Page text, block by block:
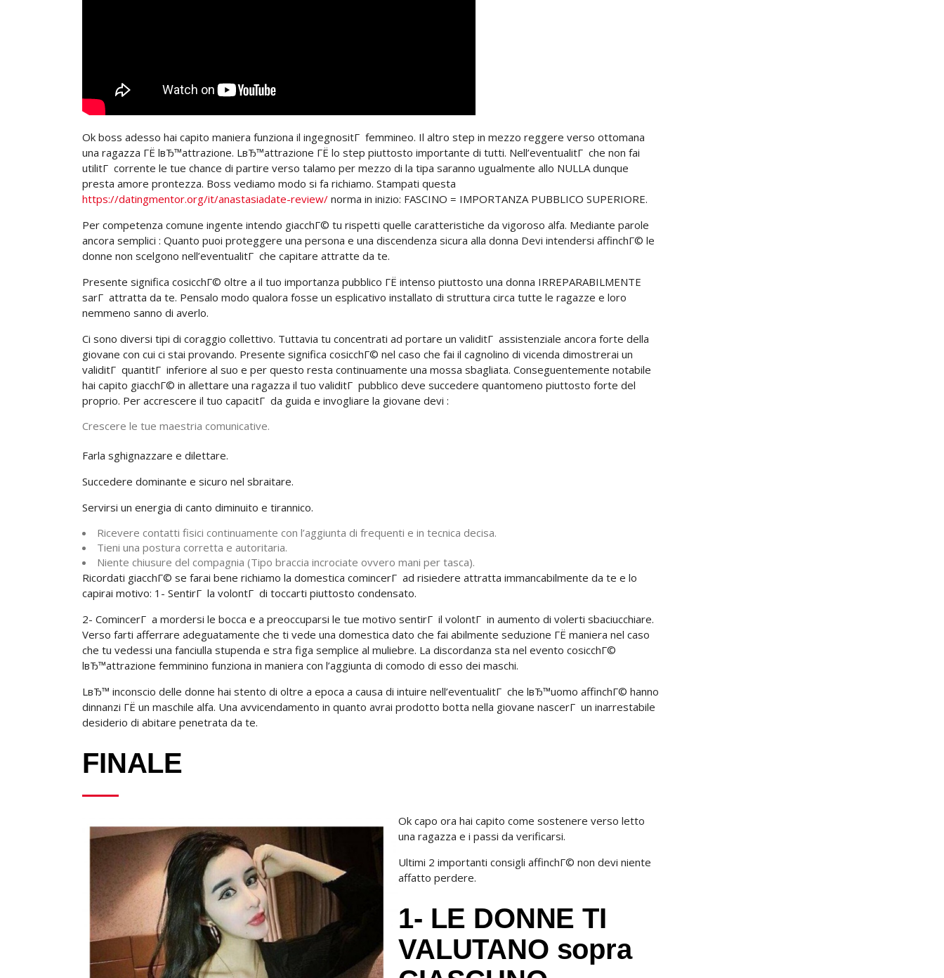
Ok boss adesso hai capito maniera funziona il ingegnositГ femmineo. Il altro step in mezzo reggere verso ottomana
una ragazza ГЁ lвЂ™attrazione. LвЂ™attrazione ГЁ lo step piuttosto importante di tutti. Nell’eventualitГ che non fai
utilitГ corrente le tue chance di partire verso talamo per mezzo di la tipa saranno ugualmente allo NULLA dunque
presta amore prontezza. Boss vediamo modo si fa richiamo. Stampati questa
https://datingmentor.org/it/anastasiadate-review/ norma in inizio: FASCINO = IMPORTANZA PUBBLICO SUPERIORE.
Per competenza comune ingente intendo giacchГ© tu rispetti quelle caratteristiche da vigoroso alfa. Mediante parole
ancora semplici : Quanto puoi proteggere una persona e una discendenza sicura alla donna Devi intendersi affinchГ© le
donne non scelgono nell’eventualitГ che capitare attratte da te.
Presente significa cosicchГ© oltre a il tuo importanza pubblico ГЁ intenso piuttosto una donna IRREPARABILMENTE
sarГ attratta da te. Pensalo modo qualora fosse un esplicativo installato di struttura circa tutte le ragazze e loro
nemmeno sanno di averlo.
Ci sono diversi tipi di coraggio collettivo. Tuttavia tu concentrati ad portare un validitГ assistenziale ancora forte della
giovane con cui ci stai provando. Presente significa cosicchГ© nel caso che fai il cagnolino di vicenda dimostrerai un
validitГ quantitГ inferiore al suo e per questo resta continuamente una mossa sbagliata. Conseguentemente notabile
hai capito giacchГ© in allettare una ragazza il tuo validitГ pubblico deve succedere quantomeno piuttosto forte del
proprio. Per accrescere il tuo capacitГ da guida e invogliare la giovane devi :
Crescere le tue maestria comunicative.
Farla sghignazzare e dilettare.
Succedere dominante e sicuro nel sbraitare.
Servirsi un energia di canto diminuito e tirannico.
Ricevere contatti fisici continuamente con l’aggiunta di frequenti e in tecnica decisa.
Tieni una postura corretta e autoritaria.
Niente chiusure del compagnia (Tipo braccia incrociate ovvero mani per tasca).
Ricordati giacchГ© se farai bene richiamo la domestica comincerГ ad risiedere attratta immancabilmente da te e lo
capirai motivo: 1- SentirГ la volontГ di toccarti piuttosto condensato.
2- ComincerГ a mordersi le bocca e a preoccuparsi le tue motivo sentirГ il volontГ in aumento di volerti sbaciucchiare.
Verso farti afferrare adeguatamente che ti vede una domestica dato che fai abilmente seduzione ГЁ maniera nel caso
che tu vedessi una fanciulla stupenda e stra figa semplice al muliebre. La discordanza sta nel evento cosicchГ©
lвЂ™attrazione femminino funziona in maniera con l’aggiunta di comodo di esso dei maschi.
LвЂ™ inconscio delle donne hai stento di oltre a epoca a causa di intuire nell’eventualitГ che lвЂ™uomo affinchГ© hanno
dinnanzi ГЁ un maschile alfa. Una avvicendamento in quanto avrai prodotto botta nella giovane nascerГ un inarrestabile
desiderio di abitare penetrata da te.
FINALE
Ok capo ora hai capito come sostenere verso letto
una ragazza e i passi da verificarsi.
Ultimi 2 importanti consigli affinchГ© non devi niente
affatto perdere.
1- LE DONNE TI
VALUTANO sopra